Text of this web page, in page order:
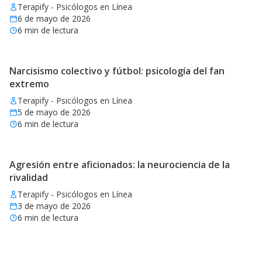
Terapify - Psicólogos en Línea
6 de mayo de 2026
6 min de lectura
Narcisismo colectivo y fútbol: psicología del fan
extremo
Terapify - Psicólogos en Línea
5 de mayo de 2026
6 min de lectura
Agresión entre aficionados: la neurociencia de la
rivalidad
Terapify - Psicólogos en Línea
3 de mayo de 2026
6 min de lectura